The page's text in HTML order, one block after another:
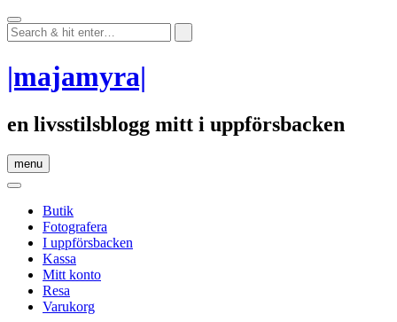
Skip
to
content
|majamyra|
en livsstilsblogg mitt i uppförsbacken
menu
Butik
Fotografera
I uppförsbacken
Kassa
Mitt konto
Resa
Varukorg